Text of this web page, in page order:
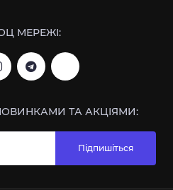
МЕРЕЖІ:
ТА АКЦІЯМИ:
Підпишіться